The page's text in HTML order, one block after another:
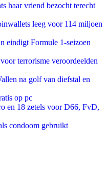
haar vriend bezocht terecht
leeg voor 114 miljoen
eindigt Formule 1-seizoen
terrorisme veroordeelden
na golf van diefstal en
op pc
en 18 zetels voor D66, FvD,
condoom gebruikt